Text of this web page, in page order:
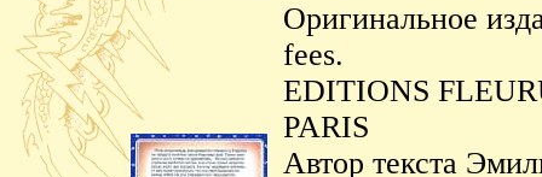
Оригинальное
fees.
EDITIONS
PARIS
Автор текста